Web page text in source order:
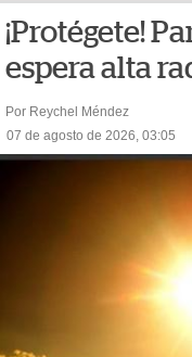
¡Protégete!
espera alta
Por Reychel Méndez
07 de agosto de 2026, 03:05